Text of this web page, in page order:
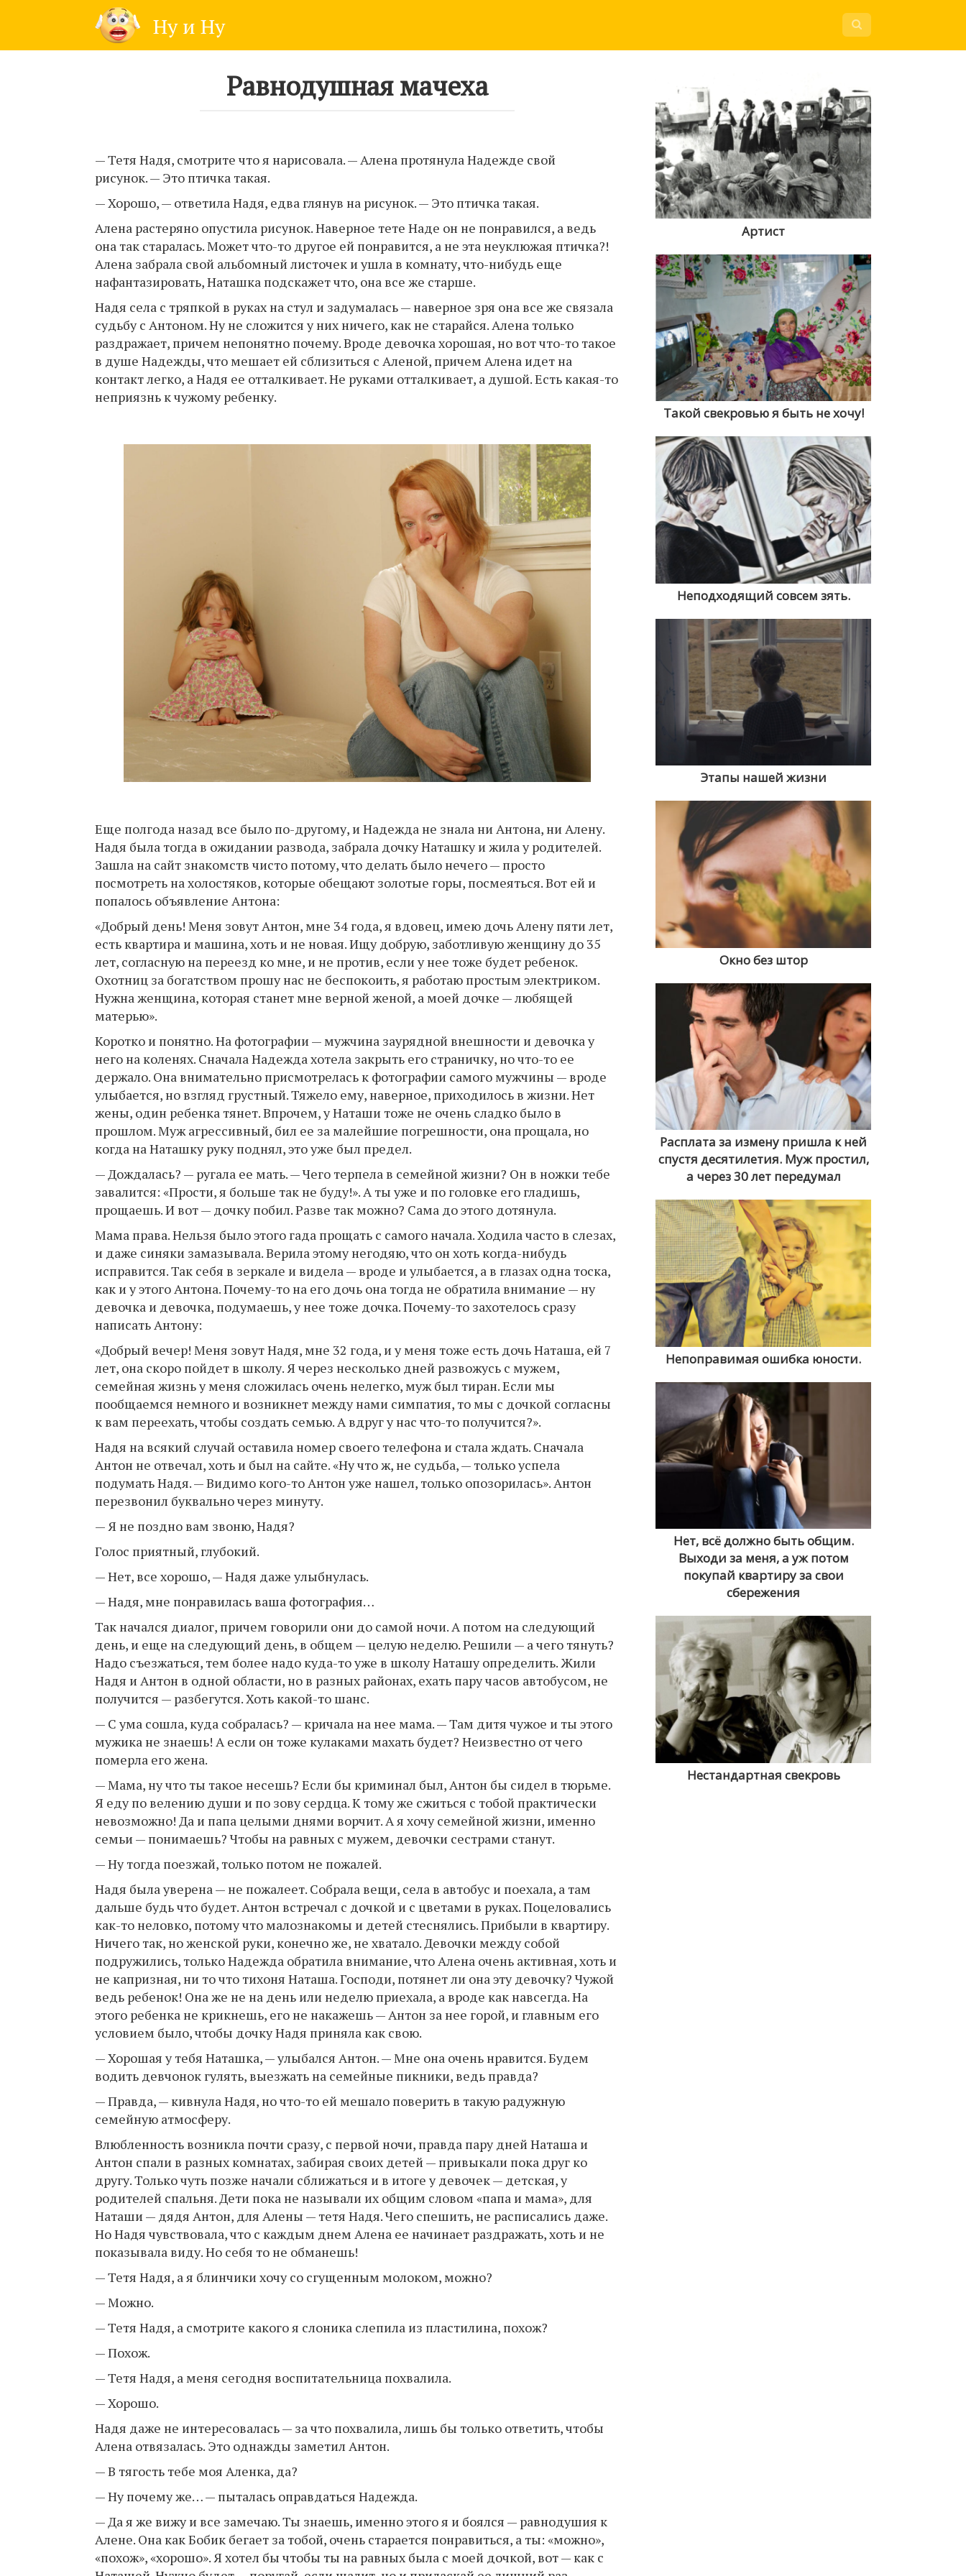
Ну и Ну
Равнодушная мачеха
— Тетя Надя, смотрите что я нарисовала. — Алена протянула Надежде свой
рисунок. — Это птичка такая.
— Хорошо, — ответила Надя, едва глянув на рисунок. — Это птичка такая.
Алена растеряно опустила рисунок. Наверное тете Наде он не понравился, а ведь
она так старалась. Может что-то другое ей понравится, а не эта неуклюжая птичка?!
Алена забрала свой альбомный листочек и ушла в комнату, что-нибудь еще
нафантазировать, Наташка подскажет что, она все же старше.
Надя села с тряпкой в руках на стул и задумалась — наверное зря она все же связала
судьбу с Антоном. Ну не сложится у них ничего, как не старайся. Алена только
раздражает, причем непонятно почему. Вроде девочка хорошая, но вот что-то такое
в душе Надежды, что мешает ей сблизиться с Аленой, причем Алена идет на
контакт легко, а Надя ее отталкивает. Не руками отталкивает, а душой. Есть какая-то
неприязнь к чужому ребенку.
Еще полгода назад все было по-другому, и Надежда не знала ни Антона, ни Алену.
Надя была тогда в ожидании развода, забрала дочку Наташку и жила у родителей.
Зашла на сайт знакомств чисто потому, что делать было нечего — просто
посмотреть на холостяков, которые обещают золотые горы, посмеяться. Вот ей и
попалось объявление Антона:
«Добрый день! Меня зовут Антон, мне 34 года, я вдовец, имею дочь Алену пяти лет,
есть квартира и машина, хоть и не новая. Ищу добрую, заботливую женщину до 35
лет, согласную на переезд ко мне, и не против, если у нее тоже будет ребенок.
Охотниц за богатством прошу нас не беспокоить, я работаю простым электриком.
Нужна женщина, которая станет мне верной женой, а моей дочке — любящей
матерью».
Коротко и понятно. На фотографии — мужчина заурядной внешности и девочка у
него на коленях. Сначала Надежда хотела закрыть его страничку, но что-то ее
держало. Она внимательно присмотрелась к фотографии самого мужчины — вроде
улыбается, но взгляд грустный. Тяжело ему, наверное, приходилось в жизни. Нет
жены, один ребенка тянет. Впрочем, у Наташи тоже не очень сладко было в
прошлом. Муж агрессивный, бил ее за малейшие погрешности, она прощала, но
когда на Наташку руку поднял, это уже был предел.
— Дождалась? — ругала ее мать. — Чего терпела в семейной жизни? Он в ножки тебе
завалится: «Прости, я больше так не буду!». А ты уже и по головке его гладишь,
прощаешь. И вот — дочку побил. Разве так можно? Сама до этого дотянула.
Мама права. Нельзя было этого гада прощать с самого начала. Ходила часто в слезах,
и даже синяки замазывала. Верила этому негодяю, что он хоть когда-нибудь
исправится. Так себя в зеркале и видела — вроде и улыбается, а в глазах одна тоска,
как и у этого Антона. Почему-то на его дочь она тогда не обратила внимание — ну
девочка и девочка, подумаешь, у нее тоже дочка. Почему-то захотелось сразу
написать Антону:
«Добрый вечер! Меня зовут Надя, мне 32 года, и у меня тоже есть дочь Наташа, ей 7
лет, она скоро пойдет в школу. Я через несколько дней развожусь с мужем,
семейная жизнь у меня сложилась очень нелегко, муж был тиран. Если мы
пообщаемся немного и возникнет между нами симпатия, то мы с дочкой согласны
к вам переехать, чтобы создать семью. А вдруг у нас что-то получится?».
Надя на всякий случай оставила номер своего телефона и стала ждать. Сначала
Антон не отвечал, хоть и был на сайте. «Ну что ж, не судьба, — только успела
подумать Надя. — Видимо кого-то Антон уже нашел, только опозорилась». Антон
перезвонил буквально через минуту.
— Я не поздно вам звоню, Надя?
Голос приятный, глубокий.
— Нет, все хорошо, — Надя даже улыбнулась.
— Надя, мне понравилась ваша фотография…
Так начался диалог, причем говорили они до самой ночи. А потом на следующий
день, и еще на следующий день, в общем — целую неделю. Решили — а чего тянуть?
Надо съезжаться, тем более надо куда-то уже в школу Наташу определить. Жили
Надя и Антон в одной области, но в разных районах, ехать пару часов автобусом, не
получится — разбегутся. Хоть какой-то шанс.
— С ума сошла, куда собралась? — кричала на нее мама. — Там дитя чужое и ты этого
мужика не знаешь! А если он тоже кулаками махать будет? Неизвестно от чего
померла его жена.
— Мама, ну что ты такое несешь? Если бы криминал был, Антон бы сидел в тюрьме.
Я еду по велению души и по зову сердца. К тому же сжиться с тобой практически
невозможно! Да и папа целыми днями ворчит. А я хочу семейной жизни, именно
семьи — понимаешь? Чтобы на равных с мужем, девочки сестрами станут.
— Ну тогда поезжай, только потом не пожалей.
Надя была уверена — не пожалеет. Собрала вещи, села в автобус и поехала, а там
дальше будь что будет. Антон встречал с дочкой и с цветами в руках. Поцеловались
как-то неловко, потому что малознакомы и детей стеснялись. Прибыли в квартиру.
Ничего так, но женской руки, конечно же, не хватало. Девочки между собой
подружились, только Надежда обратила внимание, что Алена очень активная, хоть и
не капризная, ни то что тихоня Наташа. Господи, потянет ли она эту девочку? Чужой
ведь ребенок! Она же не на день или неделю приехала, а вроде как навсегда. На
этого ребенка не крикнешь, его не накажешь — Антон за нее горой, и главным его
условием было, чтобы дочку Надя приняла как свою.
— Хорошая у тебя Наташка, — улыбался Антон. — Мне она очень нравится. Будем
водить девчонок гулять, выезжать на семейные пикники, ведь правда?
— Правда, — кивнула Надя, но что-то ей мешало поверить в такую радужную
семейную атмосферу.
Влюбленность возникла почти сразу, с первой ночи, правда пару дней Наташа и
Антон спали в разных комнатах, забирая своих детей — привыкали пока друг ко
другу. Только чуть позже начали сближаться и в итоге у девочек — детская, у
родителей спальня. Дети пока не называли их общим словом «папа и мама», для
Наташи — дядя Антон, для Алены — тетя Надя. Чего спешить, не расписались даже.
Но Надя чувствовала, что с каждым днем Алена ее начинает раздражать, хоть и не
показывала виду. Но себя то не обманешь!
— Тетя Надя, а я блинчики хочу со сгущенным молоком, можно?
— Можно.
— Тетя Надя, а смотрите какого я слоника слепила из пластилина, похож?
— Похож.
— Тетя Надя, а меня сегодня воспитательница похвалила.
— Хорошо.
Надя даже не интересовалась — за что похвалила, лишь бы только ответить, чтобы
Алена отвязалась. Это однажды заметил Антон.
— В тягость тебе моя Аленка, да?
— Ну почему же… — пыталась оправдаться Надежда.
— Да я же вижу и все замечаю. Ты знаешь, именно этого я и боялся — равнодушия к
Алене. Она как Бобик бегает за тобой, очень старается понравиться, а ты: «можно»,
«похож», «хорошо». Я хотел бы чтобы ты на равных была с моей дочкой, вот — как с
Артист
Такой свекровью я быть не хочу!
Неподходящий совсем зять.
Этапы нашей жизни
Окно без штор
Расплата за измену пришла к ней
спустя десятилетия. Муж простил,
а через 30 лет передумал
Непоправимая ошибка юности.
Нет, всё должно быть общим.
Выходи за меня, а уж потом
покупай квартиру за свои
сбережения
Нестандартная свекровь